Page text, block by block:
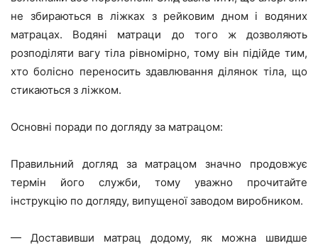
не збираються в ліжках з рейковим дном і водяних
матрацах. Водяні матраци до того ж дозволяють
розподіляти вагу тіла рівномірно, тому він підійде тим,
хто болісно переносить здавлювання ділянок тіла, що
стикаються з ліжком.
Основні поради по догляду за матрацом:
Правильний догляд за матрацом значно продовжує
термін його служби, тому уважно прочитайте
інструкцію по догляду, випущеної заводом виробником.
— Доставивши матрац додому, як можна швидше